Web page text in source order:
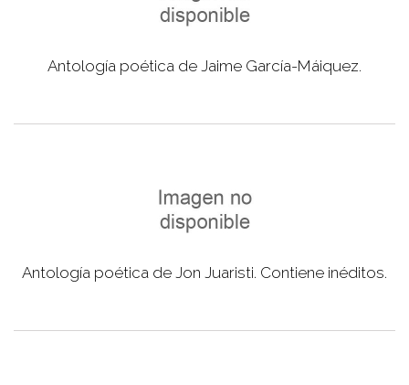
Antología poética de Jaime García-Máiquez.
Antología poética de Jon Juaristi. Contiene inéditos.